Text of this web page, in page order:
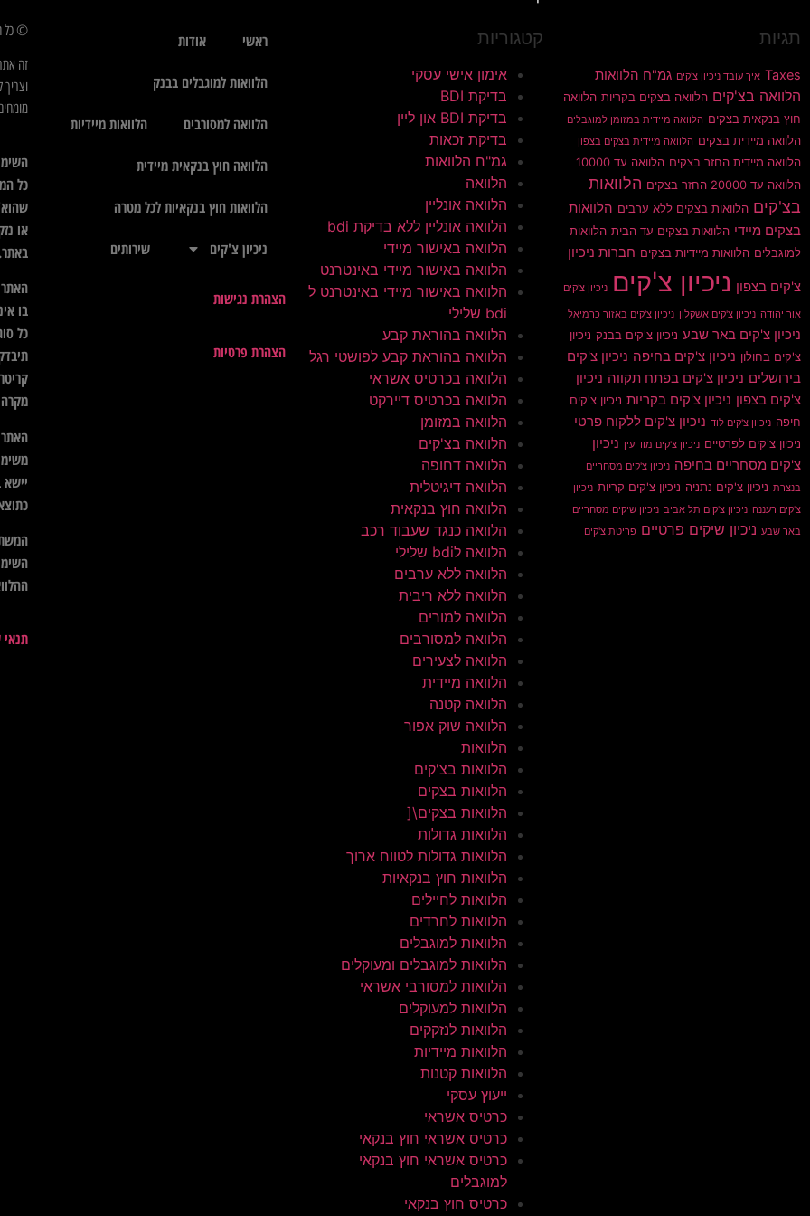
תגיות
Taxes איך עובד ניכיון צ'קים גמ"ח הלוואות
הלוואה בצ'קים הלוואה בצקים בקריות הלוואה
חוץ בנקאית בצקים הלוואה מיידית במזומן למוגבלים
הלוואה מיידית בצקים הלוואה מיידית בצקים בצפון
הלוואה מיידית החזר בצקים הלוואה עד 10000
הלוואה עד 20000 החזר בצקים
הלוואות
בצ'קים הלוואות בצקים ללא ערבים הלוואות
בצקים מיידי הלוואות בצקים עד הבית הלוואות
למוגבלים הלוואות מיידיות בצקים חברות ניכיון
צ'קים בצפון ניכיון צ'קים ניכיון צ'קים
אור יהודה ניכיון צ'קים אשקלון ניכיון צ'קים באזור כרמיאל
ניכיון צ'קים באר שבע ניכיון צ'קים בבנק ניכיון
צ'קים בחולון ניכיון צ'קים בחיפה ניכיון צ'קים
בירושלים ניכיון צ'קים בפתח תקווה ניכיון
צ'קים בצפון ניכיון צ'קים בקריות ניכיון צ'קים
חיפה ניכיון צ'קים לוד ניכיון צ'קים ללקוח פרטי
ניכיון צ'קים לפרטיים ניכיון צ'קים מודיעין ניכיון
צ'קים מסחריים בחיפה ניכיון צ'קים מסחריים
בנצרת ניכיון צ'קים נתניה ניכיון צ'קים קריות ניכיון
צ'קים רעננה ניכיון צ'קים תל אביב ניכיון שיקים מסחריים
באר שבע ניכיון שיקים פרטיים פריטת צ'קים
קטגוריות
אימון אישי עסקי
בדיקת BDI
בדיקת BDI און ליין
בדיקת זכאות
גמ"ח הלוואות
הלוואה
הלוואה אונליין
הלוואה אונליין ללא בדיקת bdi
הלוואה באישור מיידי
הלוואה באישור מיידי באינטרנט
הלוואה באישור מיידי באינטרנט ל
bdi שלילי
הלוואה בהוראת קבע
הלוואה בהוראת קבע לפושטי רגל
הלוואה בכרטיס אשראי
הלוואה בכרטיס דיירקט
הלוואה במזומן
הלוואה בצ'קים
הלוואה דחופה
הלוואה דיגיטלית
הלוואה חוץ בנקאית
הלוואה כנגד שעבוד רכב
הלוואה לbdi שלילי
הלוואה ללא ערבים
הלוואה ללא ריבית
הלוואה למורים
הלוואה למסורבים
הלוואה לצעירים
הלוואה מיידית
הלוואה קטנה
הלוואה שוק אפור
הלוואות
הלוואות בצ'קים
הלוואות בצקים
הלוואות בצקים\[
הלוואות גדולות
הלוואות גדולות לטווח ארוך
הלוואות חוץ בנקאיות
הלוואות לחיילים
הלוואות לחרדים
הלוואות למוגבלים
הלוואות למוגבלים ומעוקלים
הלוואות למסורבי אשראי
הלוואות למעוקלים
הלוואות לנזקקים
הלוואות מיידיות
הלוואות קטנות
ייעוץ עסקי
כרטיס אשראי
כרטיס אשראי חוץ בנקאי
כרטיס אשראי חוץ בנקאי
למוגבלים
כרטיס חוץ בנקאי
ראשי אודות
הלוואות למוגבלים בבנק
הלוואה למסורבים הלוואות מיידיות
הלוואה חוץ בנקאית מיידית
הלוואות חוץ בנקאיות לכל מטרה
ניכיון צ'קים שירותים
הצהרת נגישות
הצהרת פרטיות
© כל
זה
כל
או
האתר
בו
כל
מקרה
האתר